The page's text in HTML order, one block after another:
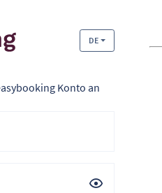
DE
Konto an